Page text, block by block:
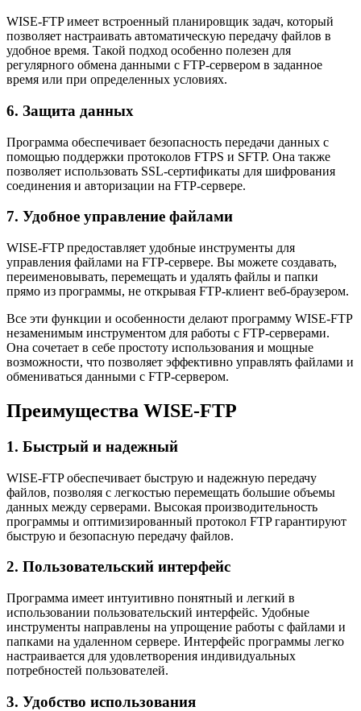
WISE-FTP имеет встроенный планировщик задач, который
позволяет настраивать автоматическую передачу файлов в
удобное время. Такой подход особенно полезен для
регулярного обмена данными с FTP-сервером в заданное
время или при определенных условиях.
6. Защита данных
Программа обеспечивает безопасность передачи данных с
помощью поддержки протоколов FTPS и SFTP. Она также
позволяет использовать SSL-сертификаты для шифрования
соединения и авторизации на FTP-сервере.
7. Удобное управление файлами
WISE-FTP предоставляет удобные инструменты для
управления файлами на FTP-сервере. Вы можете создавать,
переименовывать, перемещать и удалять файлы и папки
прямо из программы, не открывая FTP-клиент веб-браузером.
Все эти функции и особенности делают программу WISE-FTP
незаменимым инструментом для работы с FTP-серверами.
Она сочетает в себе простоту использования и мощные
возможности, что позволяет эффективно управлять файлами и
обмениваться данными с FTP-сервером.
Преимущества WISE-FTP
1. Быстрый и надежный
WISE-FTP обеспечивает быструю и надежную передачу
файлов, позволяя с легкостью перемещать большие объемы
данных между серверами. Высокая производительность
программы и оптимизированный протокол FTP гарантируют
быструю и безопасную передачу файлов.
2. Пользовательский интерфейс
Программа имеет интуитивно понятный и легкий в
использовании пользовательский интерфейс. Удобные
инструменты направлены на упрощение работы с файлами и
папками на удаленном сервере. Интерфейс программы легко
настраивается для удовлетворения индивидуальных
потребностей пользователей.
3. Удобство использования